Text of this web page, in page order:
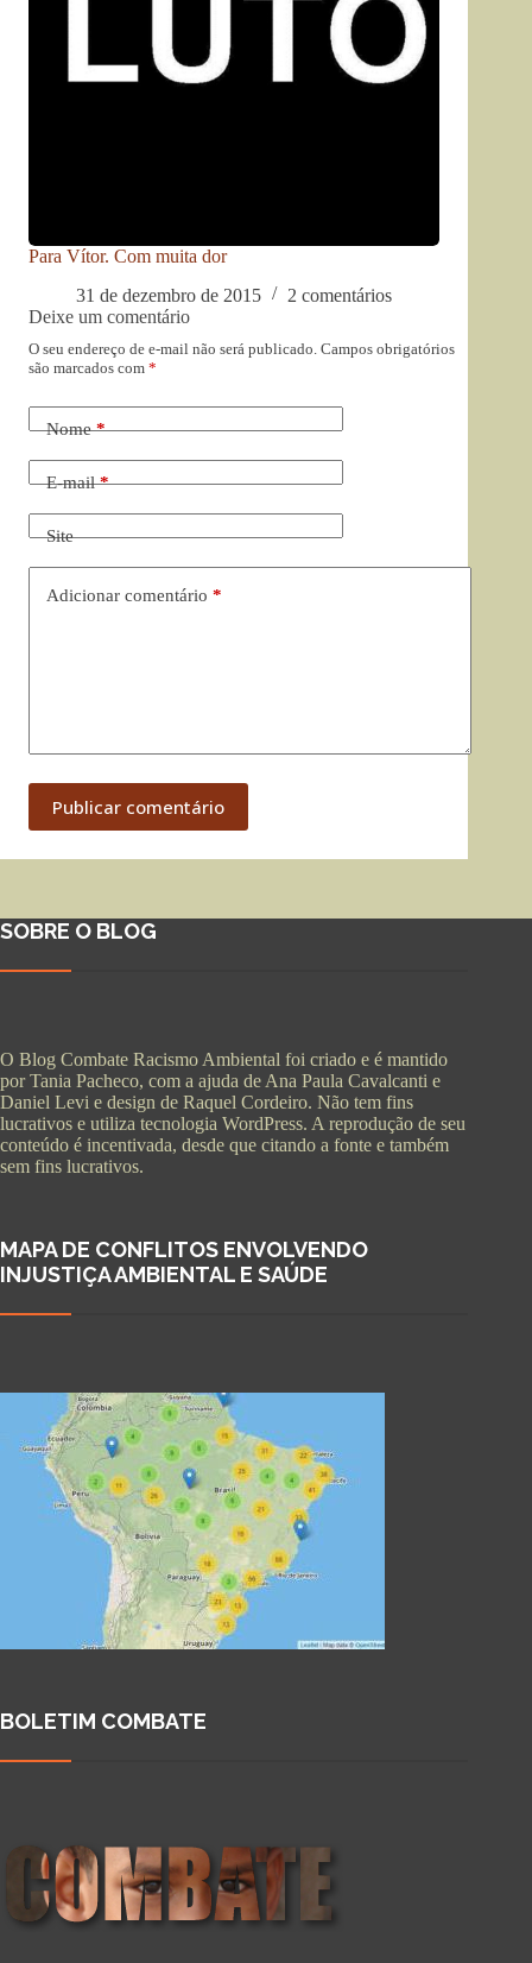
Para Vítor. Com muita dor
31 de dezembro de 2015
2 comentários
Deixe um comentário
O seu endereço de e-mail não será publicado. Campos obrigatórios
são marcados com *
Nome*
E-mail*
Site
Adicionar comentário *
Publicar comentário
SOBRE O BLOG
O Blog Combate Racismo Ambiental foi criado e é mantido
por Tania Pacheco, com a ajuda de Ana Paula Cavalcanti e
Daniel Levi e design de Raquel Cordeiro. Não tem fins
lucrativos e utiliza tecnologia WordPress. A reprodução de seu
conteúdo é incentivada, desde que citando a fonte e também
sem fins lucrativos.
MAPA DE CONFLITOS ENVOLVENDO
INJUSTIÇA AMBIENTAL E SAÚDE
BOLETIM COMBATE